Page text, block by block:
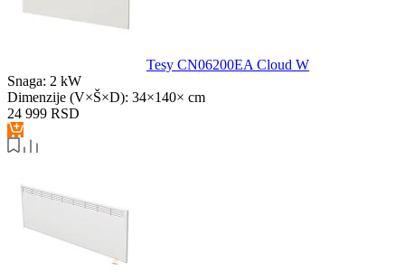
Tesy CN06200EA Cloud W
Snaga: 2 kW
Dimenzije (V×Š×D): 34×140× cm
24 999 RSD